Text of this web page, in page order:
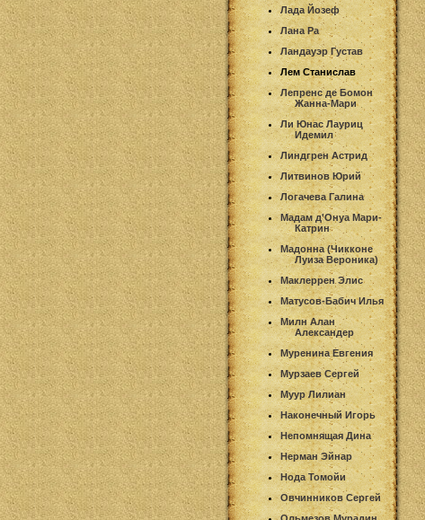
Лада Йозеф
Лана Ра
Ландауэр Густав
Лем Станислав
Лепренс де Бомон
Жанна-Мари
Ли Юнас Лауриц
Идемил
Линдгрен Астрид
Литвинов Юрий
Логачева Галина
Мадам д'Онуа Мари-
Катрин
Мадонна (Чикконе
Луиза Вероника)
Маклеррен Элис
Матусов-Бабич Илья
Милн Алан
Александер
Муренина Евгения
Мурзаев Сергей
Муур Лилиан
Наконечный Игорь
Непомнящая Дина
Нерман Эйнар
Нода Томойи
Овчинников Сергей